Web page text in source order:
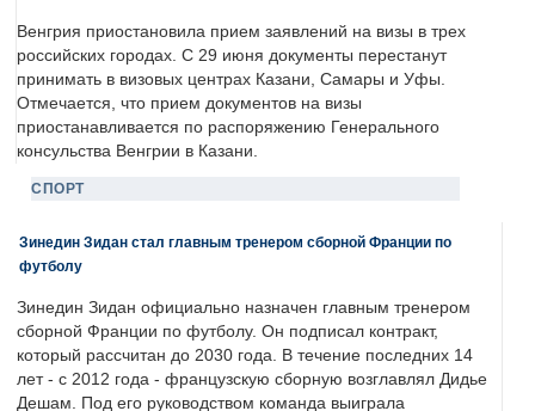
Венгрия приостановила прием заявлений на визы в трех
российских городах. С 29 июня документы перестанут
принимать в визовых центрах Казани, Самары и Уфы.
Отмечается, что прием документов на визы
приостанавливается по распоряжению Генерального
консульства Венгрии в Казани.
СПОРТ
Зинедин Зидан стал главным тренером сборной Франции по
футболу
Зинедин Зидан официально назначен главным тренером
сборной Франции по футболу. Он подписал контракт,
который рассчитан до 2030 года. В течение последних 14
лет - с 2012 года - французскую сборную возглавлял Дидье
Дешам. Под его руководством команда выиграла